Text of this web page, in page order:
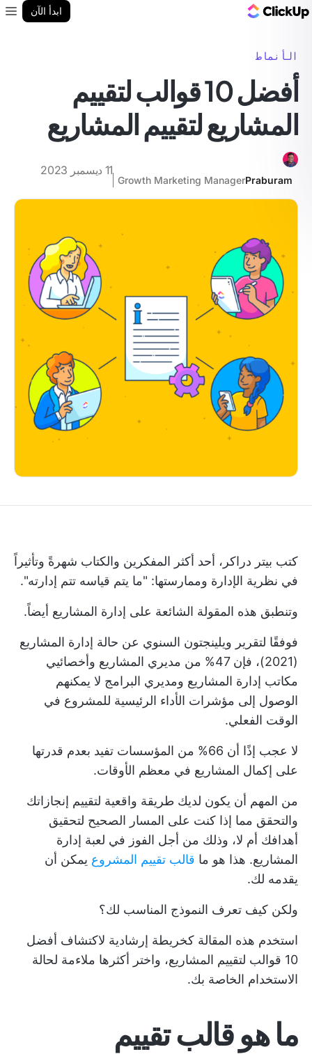
ابدأ الآن
الأنماط
أفضل 10 قوالب لتقييم
المشاريع لتقييم المشاريع
Praburam
Growth Marketing Manager
11 ديسمبر 2023
كتب بيتر دراكر، أحد أكثر المفكرين والكتاب شهرةً وتأثيراً
في نظرية الإدارة وممارستها: "ما يتم قياسه تتم إدارته".
وتنطبق هذه المقولة الشائعة على إدارة المشاريع أيضاً.
فوفقًا لتقرير ويلينجتون السنوي عن حالة إدارة المشاريع
(2021)، فإن 47% من مديري المشاريع وأخصائيي
مكاتب إدارة المشاريع ومديري البرامج لا يمكنهم
الوصول إلى مؤشرات الأداء الرئيسية للمشروع في
الوقت الفعلي.
لا عجب إذًا أن 66% من المؤسسات تفيد بعدم قدرتها
على إكمال المشاريع في معظم الأوقات.
من المهم أن يكون لديك طريقة واقعية لتقييم إنجازاتك
والتحقق مما إذا كنت على المسار الصحيح لتحقيق
أهدافك أم لا، وذلك من أجل الفوز في لعبة إدارة
المشاريع. هذا هو ما قالب تقييم المشروع يمكن أن
يقدمه لك.
ولكن كيف تعرف النموذج المناسب لك؟
استخدم هذه المقالة كخريطة إرشادية لاكتشاف أفضل
10 قوالب لتقييم المشاريع، واختر أكثرها ملاءمة لحالة
الاستخدام الخاصة بك.
ما هو قالب تقييم